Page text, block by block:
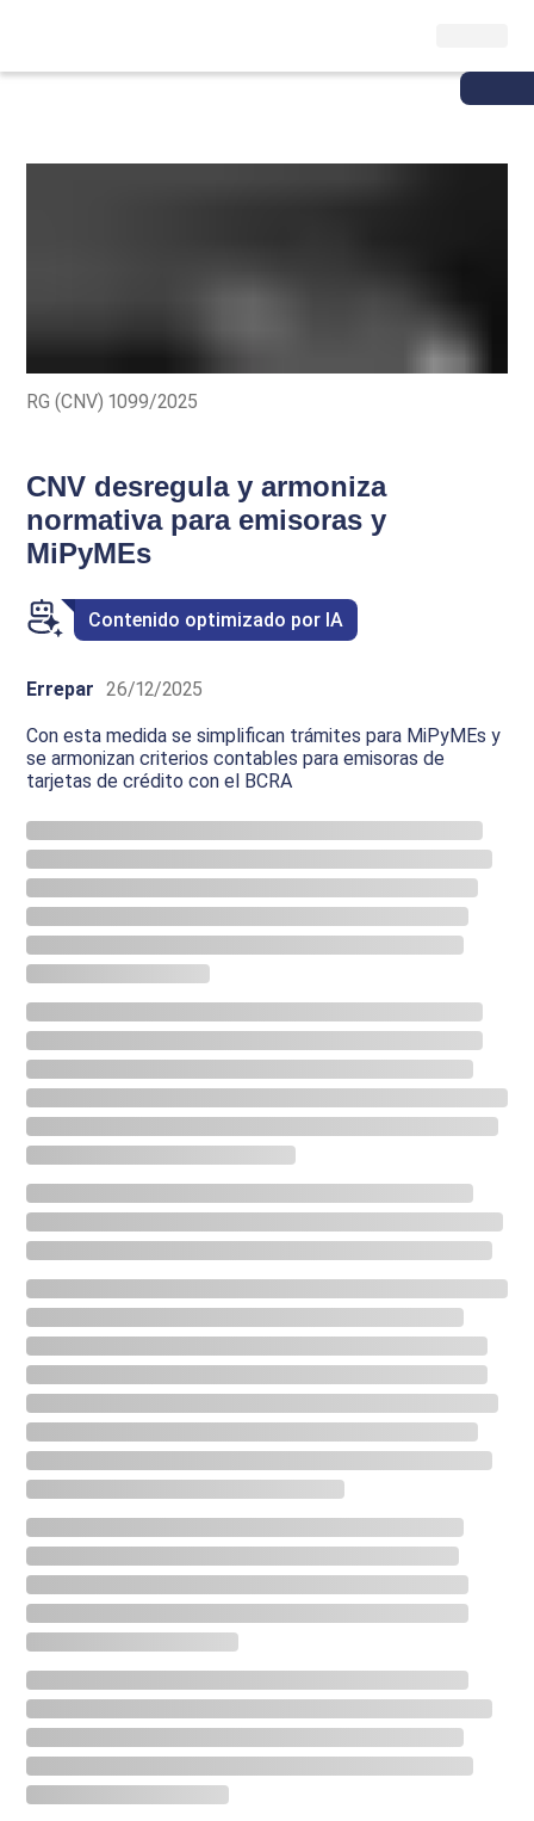
RG (CNV) 1099/2025
CNV desregula y armoniza
normativa para emisoras y
MiPyMEs
Contenido optimizado por IA
Errepar 26/12/2025
Con esta medida se simplifican trámites para MiPyMEs y
se armonizan criterios contables para emisoras de
tarjetas de crédito con el BCRA